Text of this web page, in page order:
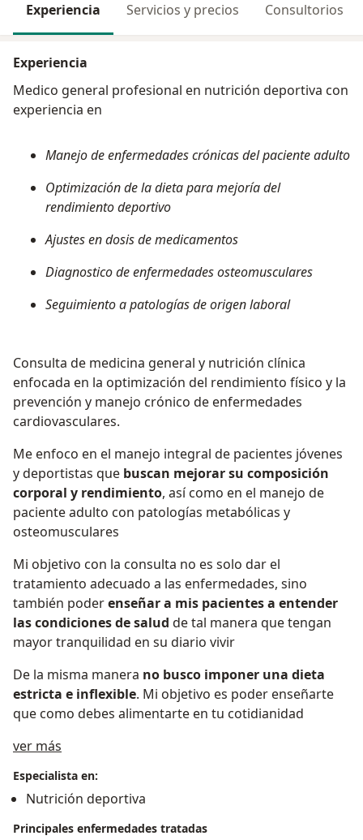
Experiencia Servicios y precios Consultorios
Experiencia
Medico general profesional en nutrición deportiva con
experiencia en
Manejo de enfermedades crónicas del paciente adulto
Optimización de la dieta para mejoría del
rendimiento deportivo
Ajustes en dosis de medicamentos
Diagnostico de enfermedades osteomusculares
Seguimiento a patologías de origen laboral
Consulta de medicina general y nutrición clínica
enfocada en la optimización del rendimiento físico y la
prevención y manejo crónico de enfermedades
cardiovasculares.
Me enfoco en el manejo integral de pacientes jóvenes
y deportistas que buscan mejorar su composición
corporal y rendimiento, así como en el manejo de
paciente adulto con patologías metabólicas y
osteomusculares
Mi objetivo con la consulta no es solo dar el
tratamiento adecuado a las enfermedades, sino
también poderenseñar a mis pacientes a entender
las condiciones de salud de tal manera que tengan
mayor tranquilidad en su diario vivir
De la misma manera no busco imponer una dieta
estricta e inflexible. Mi objetivo es poder enseñarte
que como debes alimentarte en tu cotidianidad
ver más
Especialista en:
Nutrición deportiva
Principales enfermedades tratadas